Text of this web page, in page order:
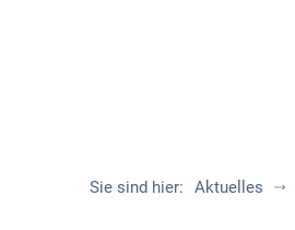
Sie sind hier: Aktuelles